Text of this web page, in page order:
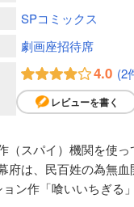
SPコミックス
劇画座招待席
4.0 (2
レビューを書く
スパイ）機関を使っ
は、民百姓の為無
ン作「喰いいちぎる」